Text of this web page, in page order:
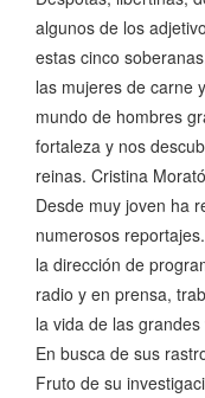
algunos de los
estas cinco
las mujeres de carne
mundo de hombres
fortaleza y nos
reinas. Cristina
Desde muy joven ha
numerosos
la dirección de
radio y en prensa,
la vida de las
En busca de sus
Fruto de su